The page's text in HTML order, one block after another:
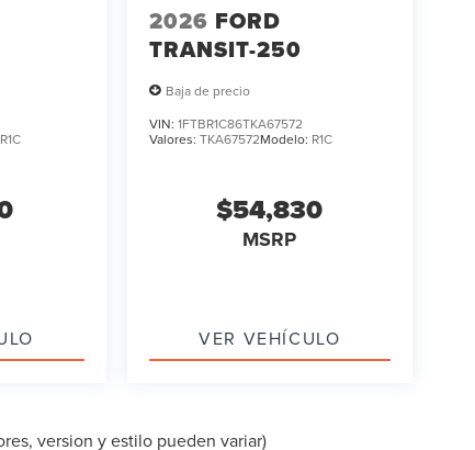
R1C
2026 FORD
TRANSIT-250
Baja de precio
VIN: 1FTBR1C86TKA67572
Valores: TKA67572Modelo: R1C
$54,830
MSRP
VER VEHÍCULO
version y estilo pueden variar)